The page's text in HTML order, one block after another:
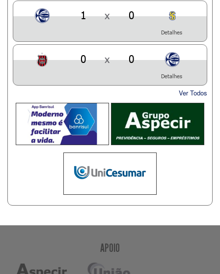
1 x 0
Detalhes
0 x 0
Detalhes
Ver Todos
APOIO